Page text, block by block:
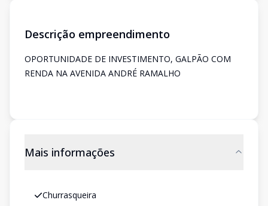
Descrição empreendimento
OPORTUNIDADE DE INVESTIMENTO, GALPÃO COM
RENDA NA AVENIDA ANDRÉ RAMALHO
Mais informações
Churrasqueira